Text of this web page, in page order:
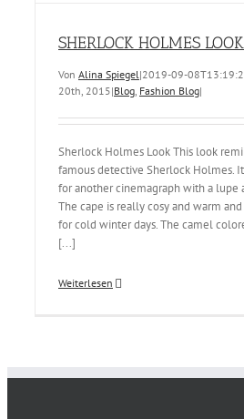
SHERLOCK HOLMES LOOK
Von Alina Spiegel|2019-09-
20th, 2015|Blog, Fashion Blog|
Sherlock Holmes Look This look
famous detective Sherlock Holmes.
for another cinemagraph with a lupe
The cape is really cosy and warm
for cold winter days. The camel
[...]
Weiterlesen